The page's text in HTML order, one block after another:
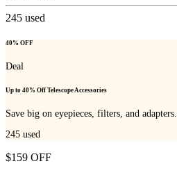
245 used
40% OFF
Deal
Up to 40% Off Telescope Accessories
Save big on eyepieces, filters, and adapters.
245 used
$159 OFF